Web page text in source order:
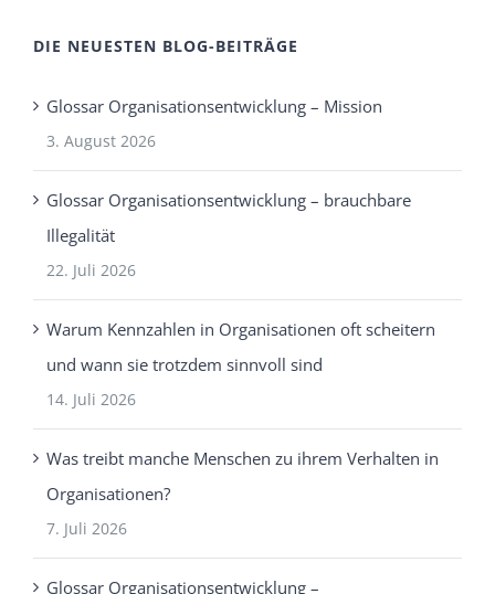
DIE NEUESTEN BLOG-BEITRÄGE
Glossar Organisationsentwicklung – Mission
3. August 2026
Glossar Organisationsentwicklung – brauchbare
Illegalität
22. Juli 2026
Warum Kennzahlen in Organisationen oft scheitern
und wann sie trotzdem sinnvoll sind
14. Juli 2026
Was treibt manche Menschen zu ihrem Verhalten in
Organisationen?
7. Juli 2026
Glossar Organisationsentwicklung –